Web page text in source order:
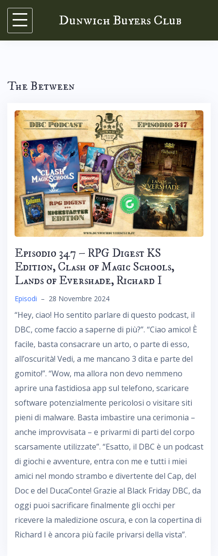
Skip
content
Dunwich Buyers Club
The Between
Episodio 347 – RPG Digest KS
Edition, Clash of Magic Schools,
Lands of Evershade, Richard I
Episodi – 28 Novembre 2024
“Hey, ciao! Ho sentito parlare di questo podcast, il
DBC, come faccio a saperne di più?”. “Ciao amico! È
facile, basta consacrare un arto, o parte di esso,
all’oscurità! Vedi, a me mancano 3 dita e parte del
gomito!”. “Wow, ma allora non devo nemmeno
aprire una fastidiosa app sul telefono, scaricare
software potenzialmente pericolosi o visitare siti
pieni di malware. Basta imbastire una cerimonia –
anche improvvisata – e privarmi di parti del corpo
scarsamente utilizzate”. “Esatto, il DBC è un podcast
di giochi e avventure, entra con me e tutti i miei
amici nel mondo strambo e divertente del Cap, del
Doc e del DucaConte! Grazie al Black Friday DBC, da
oggi puoi sacrificare finalmente gli occhi per
ricevere la maledizione oscura, e con la copertina di
Richard I è ancora più facile privarsi della vista”.